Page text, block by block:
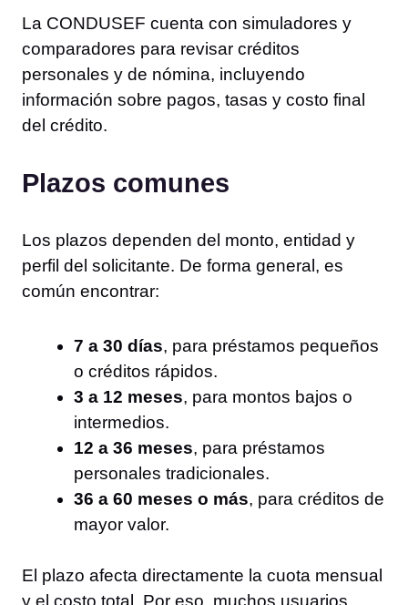
La CONDUSEF cuenta con simuladores y
comparadores para revisar créditos
personales y de nómina, incluyendo
información sobre pagos, tasas y costo final
del crédito.
Plazos comunes
Los plazos dependen del monto, entidad y
perfil del solicitante. De forma general, es
común encontrar:
7 a 30 días, para préstamos pequeños
o créditos rápidos.
3 a 12 meses, para montos bajos o
intermedios.
12 a 36 meses, para préstamos
personales tradicionales.
36 a 60 meses o más, para créditos de
mayor valor.
El plazo afecta directamente la cuota mensual
y el costo total. Por eso, muchos usuarios